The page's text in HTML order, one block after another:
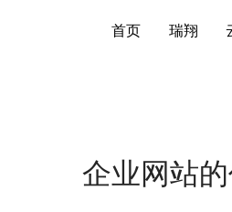
首页 瑞翔
企业网站